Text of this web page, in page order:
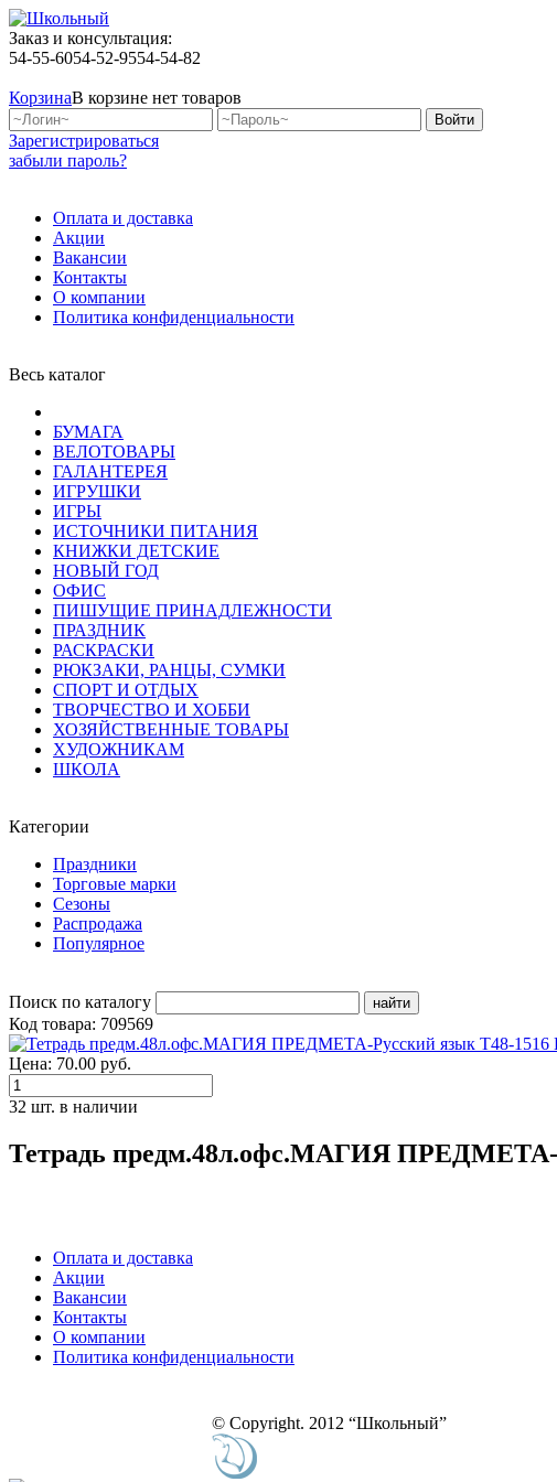
Заказ и консультация:
54-55-6054-52-9554-54-82
КорзинаВ корзине нет товаров
Зарегистрироваться
забыли пароль?
Оплата и доставка
Акции
Вакансии
Контакты
О компании
Политика конфиденциальности
Весь каталог
БУМАГА
ВЕЛОТОВАРЫ
ГАЛАНТЕРЕЯ
ИГРУШКИ
ИГРЫ
ИСТОЧНИКИ ПИТАНИЯ
КНИЖКИ ДЕТСКИЕ
НОВЫЙ ГОД
ОФИС
ПИШУЩИЕ ПРИНАДЛЕЖНОСТИ
ПРАЗДНИК
РАСКРАСКИ
РЮКЗАКИ, РАНЦЫ, СУМКИ
СПОРТ И ОТДЫХ
ТВОРЧЕСТВО И ХОББИ
ХОЗЯЙСТВЕННЫЕ ТОВАРЫ
ХУДОЖНИКАМ
ШКОЛА
Категории
Праздники
Торговые марки
Сезоны
Распродажа
Популярное
Поиск по каталогу
Код товара: 709569
Цена: 70.00 руб.
32 шт. в наличии
Тетрадь предм.48л.офс.МАГИЯ ПРЕДМЕТА-
Оплата и доставка
Акции
Вакансии
Контакты
О компании
Политика конфиденциальности
© Copyright. 2012 “Школьный”